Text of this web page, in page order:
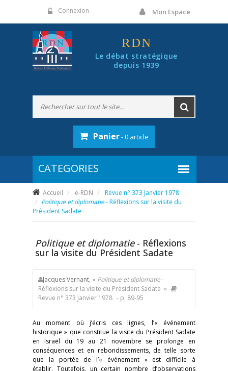
Connexion Mon Espace
RDN
Le débat stratégique
depuis 1939
Panier- 0 article
Accueil e-RDN
Revue n° 373 Janvier 1978
Politique et diplomatie- Réflexions sur la visite du
Président Sadate
Politique et diplomatie- Réflexions
sur la visite du Président Sadate
Jacques Vernant, « Politique et diplomatie-
Réflexions sur la visite du Président Sadate »
Revue n° 373 Janvier 1978 - p. 89-95
Au moment où j’écris ces lignes, l’« événement
historique » que constitue la visite du Président Sadate
en Israël du 19 au 21 novembre se prolonge en
conséquences et en rebondissements, de telle sorte
que la portée de l’« événement » est difficile à
établir. Toutefois, un certain nombre d’observations